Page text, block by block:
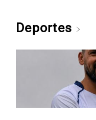
Deportes